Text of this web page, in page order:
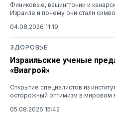
Финиковые, вашингтонии и
Израиле и почему они стали
04.08.2026 11:19
ЗДОРОВЬЕ
Израильские ученые
«Виагрой»
Открытие специалистов из
осторожный оптимизм в
05.08.2026 15:42